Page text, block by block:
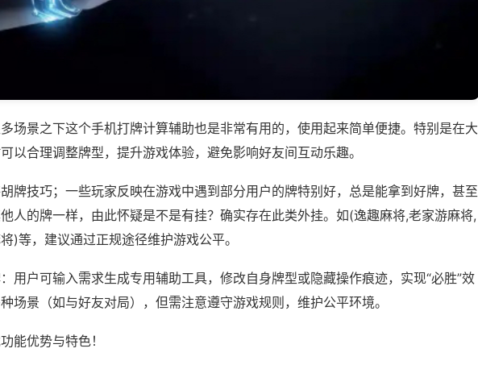
场景之下这个手机打牌计算辅助也是非常有用的，使用起来简单便捷。特别是在大
以合理调整牌型，提升游戏体验，避免影响好友间互动乐趣。
牌技巧；一些玩家反映在游戏中遇到部分用户的牌特别好，总是能拿到好牌，甚至
人的牌一样，由此怀疑是不是有挂？确实存在此类外挂。如(逸趣麻将,老家游麻将,
)等，建议通过正规途径维护游戏公平。
用户可输入需求生成专用辅助工具，修改自身牌型或隐藏操作痕迹，实现“必胜”效
场景（如与好友对局），但需注意遵守游戏规则，维护公平环境。
能优势与特色！